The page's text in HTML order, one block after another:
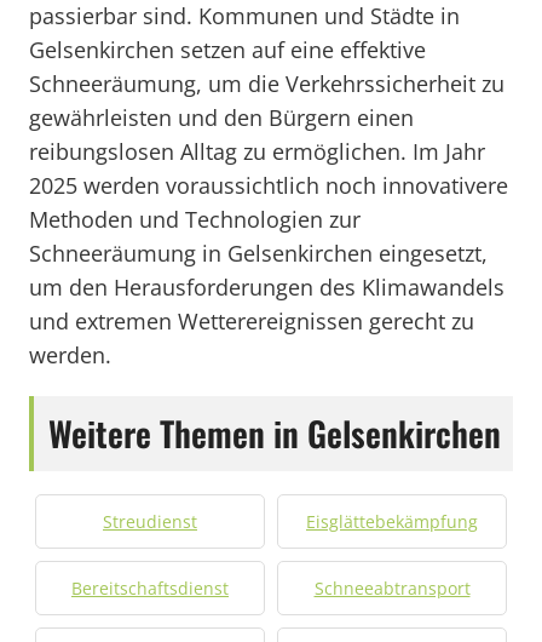
passierbar sind. Kommunen und Städte in
Gelsenkirchen setzen auf eine effektive
Schneeräumung, um die Verkehrssicherheit zu
gewährleisten und den Bürgern einen
reibungslosen Alltag zu ermöglichen. Im Jahr
2025 werden voraussichtlich noch innovativere
Methoden und Technologien zur
Schneeräumung in Gelsenkirchen eingesetzt,
um den Herausforderungen des Klimawandels
und extremen Wetterereignissen gerecht zu
werden.
Weitere Themen in Gelsenkirchen
Streudienst Eisglättebekämpfung
Bereitschaftsdienst Schneeabtransport